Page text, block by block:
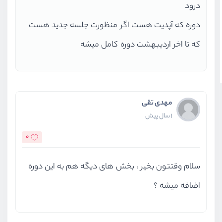
جمع‌بندی و پروژه عملی
پیاده‌سازی یک پروژه واقعی با Docker
محیط‌های عملیاتی
با گذراندن این دوره، شما قادر خواهید بود:
درود
دوره که آپدیت هست اگر منظورت جلسه جدید هست
که تا اخر اردیبهشت دوره کامل میشه
مهدی تقی
1 سال پیش
0
سلام وقتتون بخیر ، بخش های دیگه هم به این دوره
اضافه میشه ؟